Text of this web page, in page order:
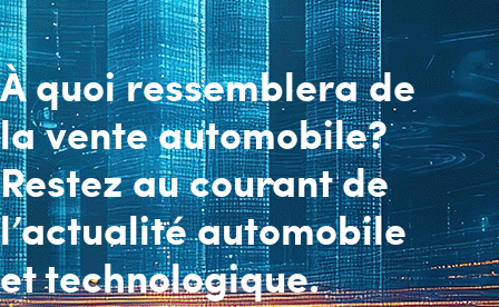
À quoi ressemblera de
la vente automobile?
Restez au courant de
l’actualité automobile
et technologique.